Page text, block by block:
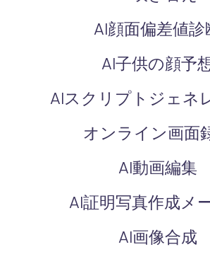
AI顔面偏差値診
AI子供の顔予
AIスクリプトジェネ
オンライン画面
AI動画編集
AI証明写真作成メ
AI画像合成